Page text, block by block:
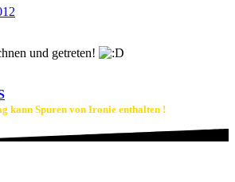
und getreten!
kann Spuren von Ironie enthalten !